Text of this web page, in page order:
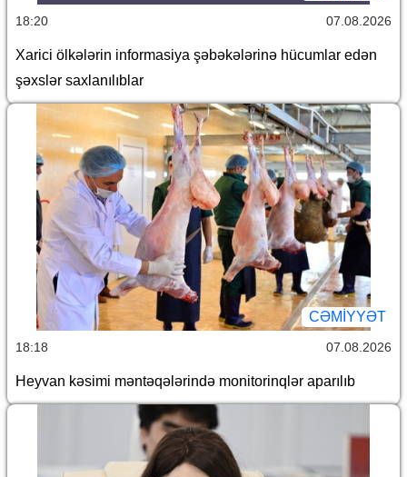
18:20 07.08.2026
Xarici ölkələrin informasiya şəbəkələrinə hücumlar edən
şəxslər saxlanılıblar
CƏMİYYƏT
18:18 07.08.2026
Heyvan kəsimi məntəqələrində monitorinqlər aparılıb